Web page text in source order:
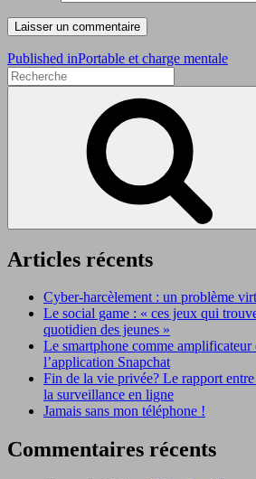
Navigation
de
Published inPortable et charge mentale
Search
for:
Articles récents
Cyber-harcèlement : un problème
Le social game : « ces jeux qui
quotidien des jeunes »
Le smartphone comme amplificateur
l’application Snapchat
Fin de la vie privée? Le rapport
la surveillance en ligne
Jamais sans mon téléphone !
Commentaires récents